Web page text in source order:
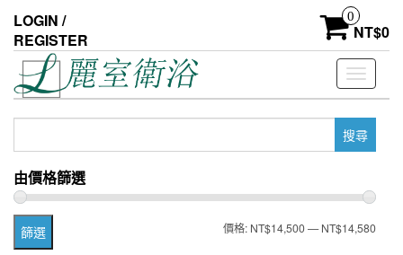
the
content
LOGIN /
REGISTER
0
NT$0
Toggle
鍵
字:
由價格篩選
最最
篩選 價格: NT$14,500—NT$14,580